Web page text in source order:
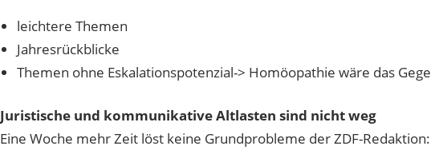
leichtere Themen
Jahresrückblicke
Themen ohne Eskalationspotenzial-> Homöopathie wäre das
Juristische und kommunikative Altlasten sind nicht weg
Eine Woche mehr Zeit löst keine Grundprobleme der ZDF-Redaktion: